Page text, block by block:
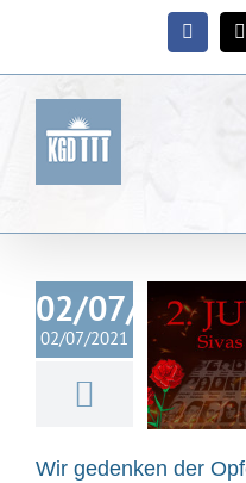
X
02/07/2021
02/07/2021
der
des Sivas-
vom 2.
Wir gedenken der